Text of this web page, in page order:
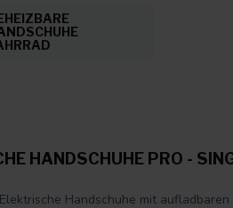
HANDSCHUHE PRO -
Handschuhe mit